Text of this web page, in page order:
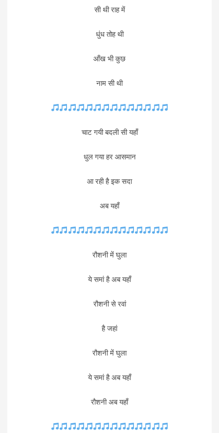
सी थी राह में
धुंध तोह थी
आँख भी कुछ
नाम सी थी
चाट गयी बदली सी यहाँ
धुल गया हर आसमान
आ रही है इक सदा
अब यहाँ
रौशनी में घुला
ये समां है अब यहाँ
रौशनी से रवां
है जहां
रौशनी में घुला
ये समां है अब यहाँ
रौशनी अब यहाँ